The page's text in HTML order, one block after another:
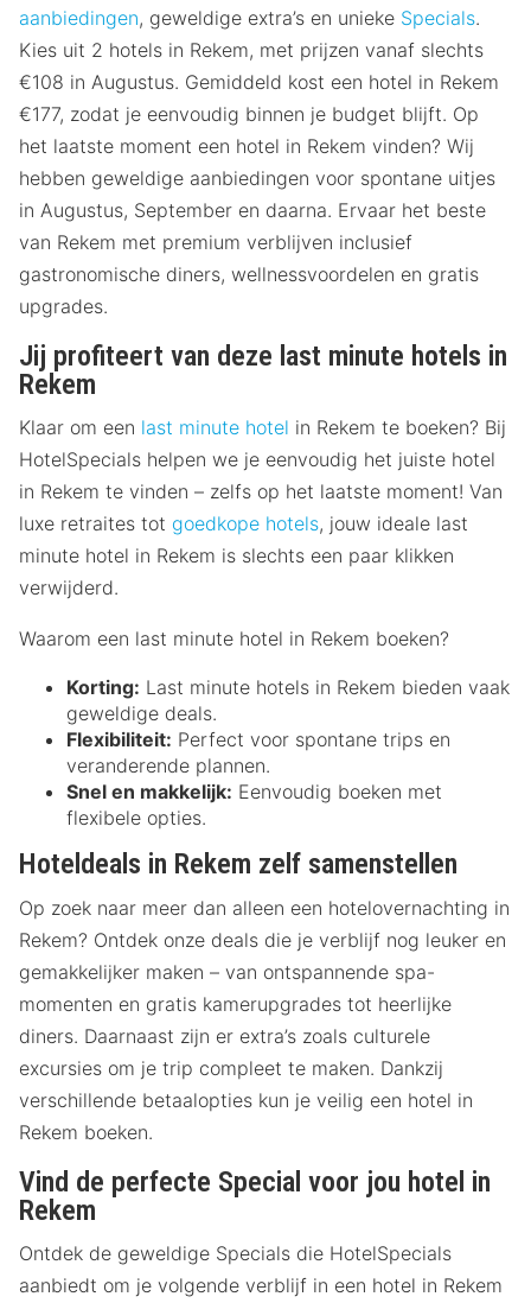
aanbiedingen, geweldige extra’s en unieke Specials.
Kies uit 2 hotels in Rekem, met prijzen vanaf slechts
€108 in Augustus. Gemiddeld kost een hotel in Rekem
€177, zodat je eenvoudig binnen je budget blijft. Op
het laatste moment een hotel in Rekem vinden? Wij
hebben geweldige aanbiedingen voor spontane uitjes
in Augustus, September en daarna. Ervaar het beste
van Rekem met premium verblijven inclusief
gastronomische diners, wellnessvoordelen en gratis
upgrades.
Jij profiteert van deze last minute hotels in
Rekem
Klaar om een last minute hotel in Rekem te boeken? Bij
HotelSpecials helpen we je eenvoudig het juiste hotel
in Rekem te vinden – zelfs op het laatste moment! Van
luxe retraites tot goedkope hotels, jouw ideale last
minute hotel in Rekem is slechts een paar klikken
verwijderd.
Waarom een last minute hotel in Rekem boeken?
Korting: Last minute hotels in Rekem bieden vaak
geweldige deals.
Flexibiliteit: Perfect voor spontane trips en
veranderende plannen.
Snel en makkelijk: Eenvoudig boeken met
flexibele opties.
Hoteldeals in Rekem zelf samenstellen
Op zoek naar meer dan alleen een hotelovernachting in
Rekem? Ontdek onze deals die je verblijf nog leuker en
gemakkelijker maken – van ontspannende spa-
momenten en gratis kamerupgrades tot heerlijke
diners. Daarnaast zijn er extra’s zoals culturele
excursies om je trip compleet te maken. Dankzij
verschillende betaalopties kun je veilig een hotel in
Rekem boeken.
Vind de perfecte Special voor jou hotel in
Rekem
Ontdek de geweldige Specials die HotelSpecials
aanbiedt om je volgende verblijf in een hotel in Rekem